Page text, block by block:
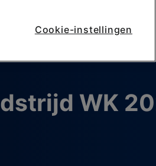
WK
Cookie-instellingen